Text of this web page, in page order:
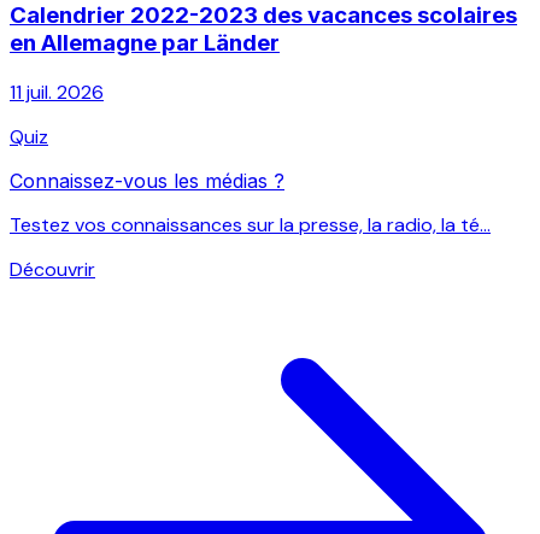
Calendrier 2022-2023 des vacances scolaires
en Allemagne par Länder
11 juil. 2026
Quiz
Connaissez-vous les médias ?
Testez vos connaissances sur la presse, la radio, la té...
Découvrir